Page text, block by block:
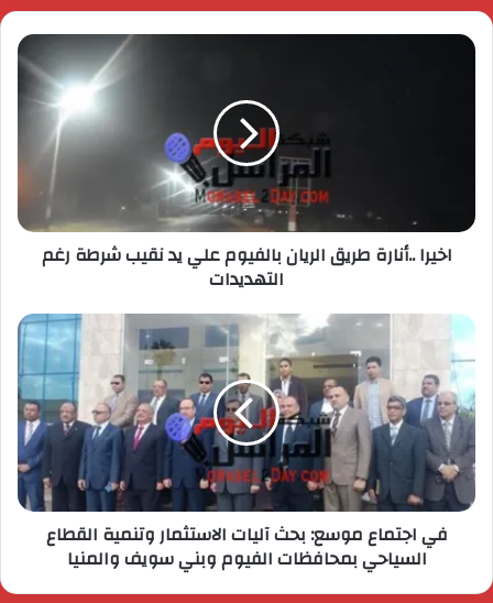
اخيرا ..أنارة طريق الريان بالفيوم علي يد نقيب شرطة رغم
التهديدات
في اجتماع موسع: بحث آليات الاستثمار وتنمية القطاع
السياحي بمحافظات الفيوم وبني سويف والمنيا